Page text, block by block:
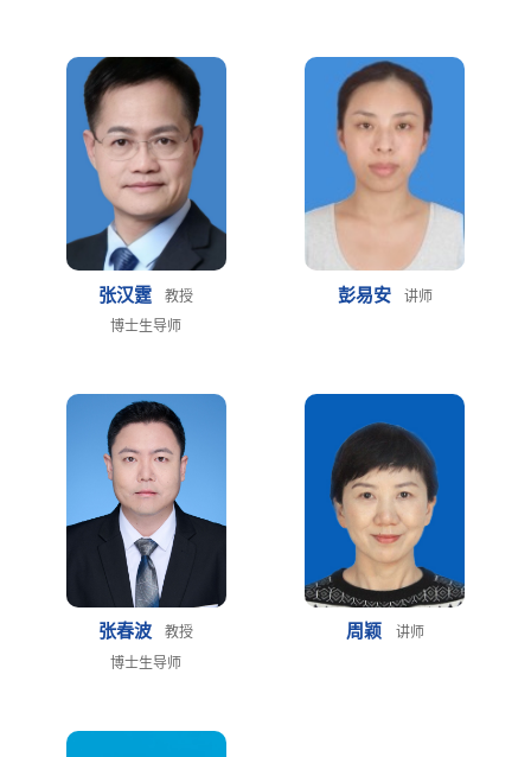
张汉霆
教授
博士生导师
彭易安 讲师
张春波
教授
博士生导师
周颖 讲师